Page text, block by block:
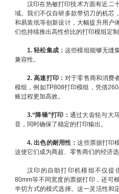
汉印在热敏打印技术方面有近二
域。我们不仅自研多款带切刀的机芯
和易装纸等创新设计，大幅提升用户
们也持续推出高性价比的打印模组定
1. 轻松集成：这些模组能够无缝
兼容性。
2. 高速打印：对于零售商和消费
模组，例如TP808打印模组，凭借
账过程更加高效。
3.“降噪”打印 ： 通过大齿轮与大
音，同时确保了稳定的打印输出。
4. 出色的耐用性：这些票据打印
这使它们成为商超、零售商们的经济选
汉印的自助打印机模组不仅提
80mm等不同宽度的票据打印，还可
半切方式的模式选择。这一灵活性和